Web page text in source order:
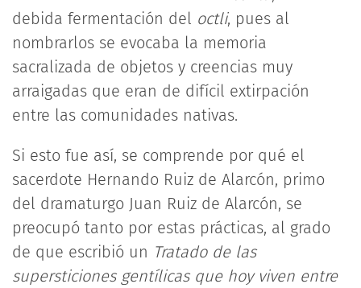
debida fermentación del octli, pues al
nombrarlos se evocaba la memoria
sacralizada de objetos y creencias muy
arraigadas que eran de difícil extirpación
entre las comunidades nativas.
Si esto fue así, se comprende por qué el
sacerdote Hernando Ruiz de Alarcón, primo
del dramaturgo Juan Ruiz de Alarcón, se
preocupó tanto por estas prácticas, al grado
de que escribió un Tratado de las
supersticiones gentílicas que hoy viven entre